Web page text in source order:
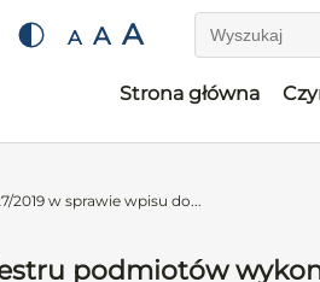
A A A Wyszukaj
Strona główna
2019 w sprawie wpisu do...
podmiotów